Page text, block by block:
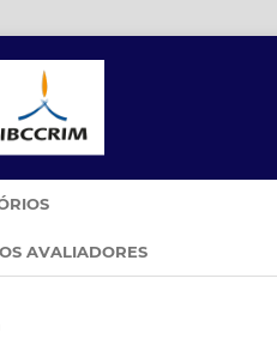
AVALIADORES